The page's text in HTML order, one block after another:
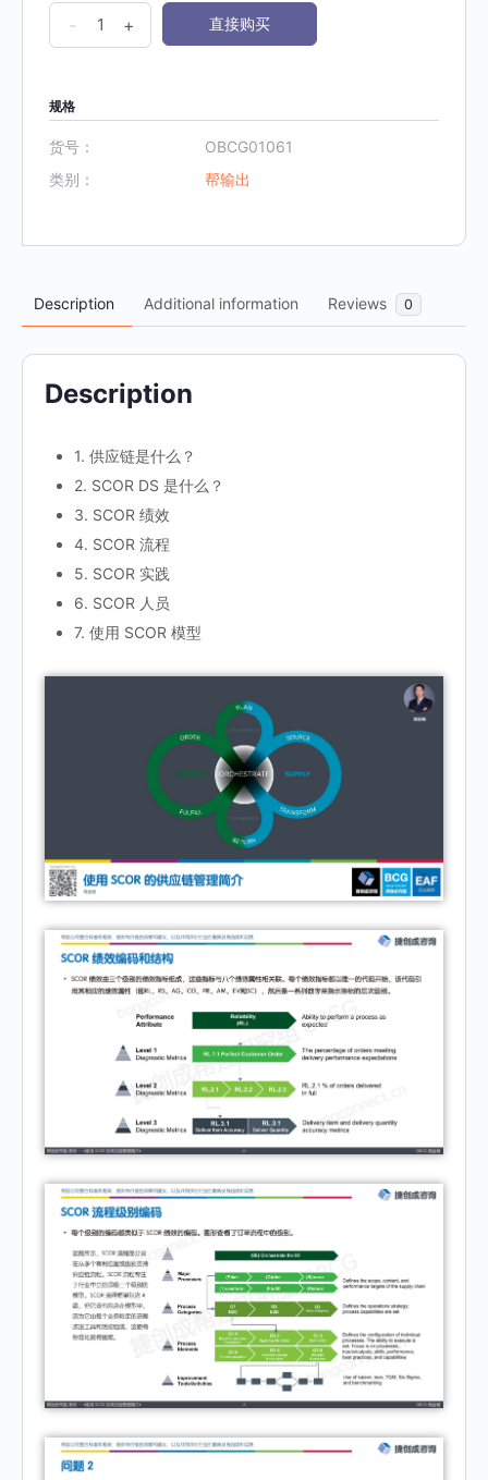
OBCG《61.
使
SCOR
供
应
管
简
量
- + 直接购买
规格
货号：
OBCG01061
类别：
帮输出
Description Additional information Reviews 0
Description
1. 供应链是什么？
2. SCOR DS 是什么？
3. SCOR 绩效
4. SCOR 流程
5. SCOR 实践
6. SCOR 人员
7. 使用 SCOR 模型